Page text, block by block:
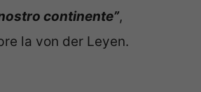
continente”,
la von der Leyen.